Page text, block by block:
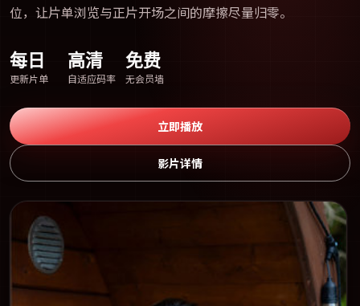
位，让片单浏览与正片开场之间的摩擦尽量归零。
每日
更新片单
高清
自适应码率
免费
无会员墙
立即播放
影片详情